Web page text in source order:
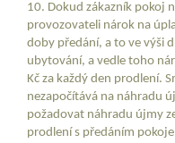
10. Dokud zákazník pokoj
provozovateli nárok na
doby předání, a to ve výši
ubytování, a vedle toho
Kč za každý den prodlení.
nezapočítává na náhradu
požadovat náhradu újmy
prodlení s předáním